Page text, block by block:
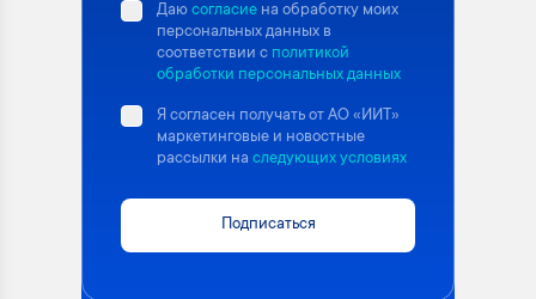
Даюсогласие на обработку моих
персональных данных в
соответствии с политикой
обработки персональных данных
Я согласен получать от АО «ИИТ»
маркетинговые и новостные
рассылки на следующих условиях
Подписаться